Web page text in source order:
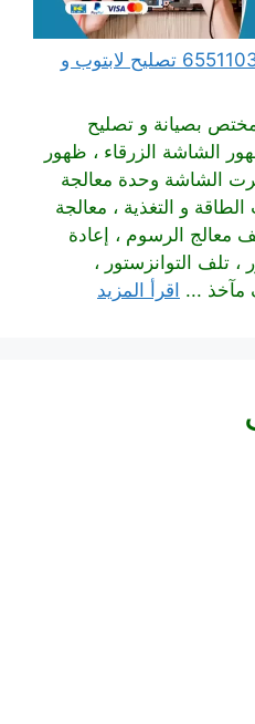
مهندس كمبيوتر الصليبية 65511033 تصليح لابتوب و
بصيانة و تصليح
الشاشة الزرقاء ، ظهور
الشاشة وحدة معالجة
و التغذية ، معالجة
معالج الرسوم ، إعادة
تلف التوانزستور ،
مآخذ ... اقرأ المزيد